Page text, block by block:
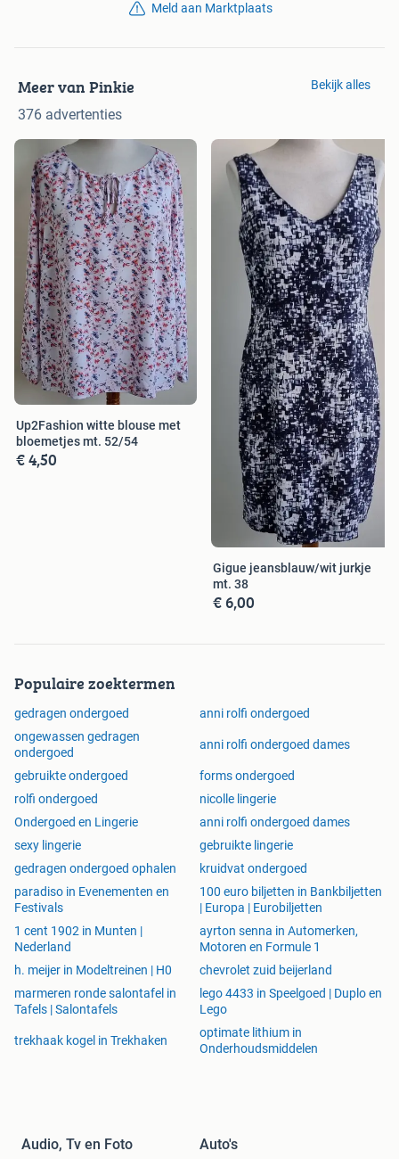
Meld aan Marktplaats
Meer van Pinkie
376 advertenties
Bekijk alles
Up2Fashion witte blouse met
bloemetjes mt. 52/54
€ 4,50
Gigue jeansblauw/wit jurkje
mt. 38
€ 6,00
Populaire zoektermen
gedragen ondergoed
anni rolfi ondergoed
ongewassen gedragen
ondergoed
anni rolfi ondergoed dames
gebruikte ondergoed
forms ondergoed
rolfi ondergoed
nicolle lingerie
Ondergoed en Lingerie
anni rolfi ondergoed dames
sexy lingerie
gebruikte lingerie
gedragen ondergoed ophalen
kruidvat ondergoed
paradiso in Evenementen en
Festivals
100 euro biljetten in Bankbiljetten
| Europa | Eurobiljetten
1 cent 1902 in Munten |
Nederland
ayrton senna in Automerken,
Motoren en Formule 1
h. meijer in Modeltreinen | H0
chevrolet zuid beijerland
marmeren ronde salontafel in
Tafels | Salontafels
lego 4433 in Speelgoed | Duplo en
Lego
trekhaak kogel in Trekhaken
optimate lithium in
Onderhoudsmiddelen
Audio, Tv en Foto Auto's